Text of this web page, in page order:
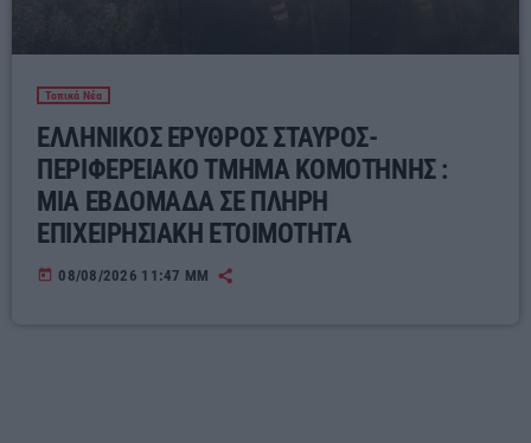
Τοπικά Νέα
ΕΛΛΗΝΙΚΟΣ ΕΡΥΘΡΟΣ ΣΤΑΥΡΟΣ-
ΠΕΡΙΦΕΡΕΙΑΚΟ ΤΜΗΜΑ ΚΟΜΟΤΗΝΗΣ :
ΜΙΑ ΕΒΔΟΜΑΔΑ ΣΕ ΠΛΗΡΗ
ΕΠΙΧΕΙΡΗΣΙΑΚΗ ΕΤΟΙΜΟΤΗΤΑ
today 08/08/2026 11:47 ΜΜ